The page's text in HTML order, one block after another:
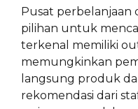
Pusat perbelanjaan
pilihan untuk
terkenal memiliki
memungkinkan
langsung produk
rekomendasi dari